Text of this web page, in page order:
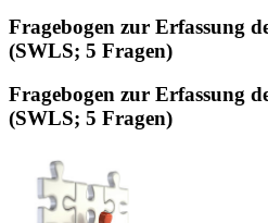
Fragebogen zur Erfassung
(SWLS; 5 Fragen)
Fragebogen zur Erfassung
(SWLS; 5 Fragen)